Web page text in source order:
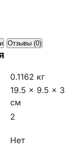
Отзывы (0)
0.1162 кг
19.5 × 9.5 × 3
см
2
Нет